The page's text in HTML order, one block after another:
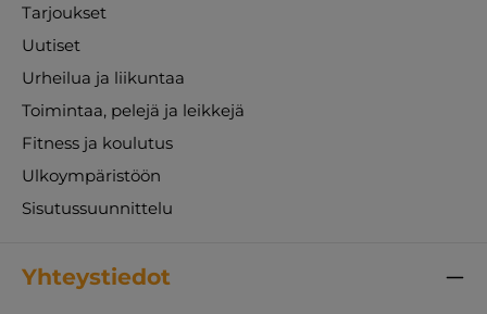
Tarjoukset
Uutiset
Urheilua ja liikuntaa
Toimintaa, pelejä ja leikkejä
Fitness ja koulutus
Ulkoympäristöön
Sisutussuunnittelu
Yhteystiedot